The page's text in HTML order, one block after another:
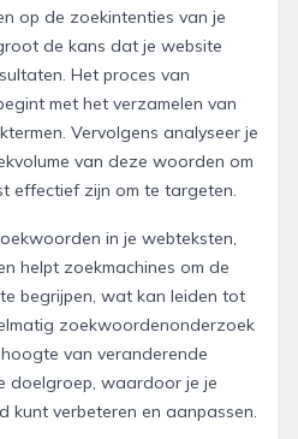
op de zoekintenties van je
de kans dat je website
Het proces van
met het verzamelen van
Vervolgens analyseer je
van deze woorden om
effectief zijn om te targeten.
in je webteksten,
helpt zoekmachines om de
begrijpen, wat kan leiden tot
zoekwoordenonderzoek
van veranderende
doelgroep, waardoor je je
kunt verbeteren en aanpassen.